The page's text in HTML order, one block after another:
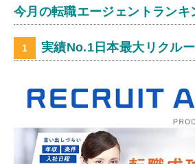
今月の転職エージェントランキ
実績No.1日本最大リクル